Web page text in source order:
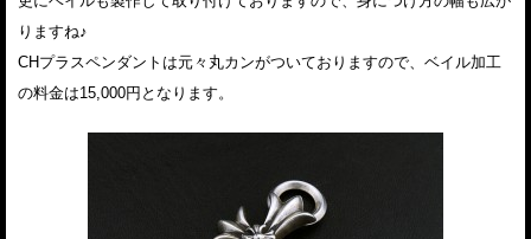
りますね♪
CHプラスペンダントは元々丸カンがついておりますので、ベイル加工
の料金は15,000円となります。